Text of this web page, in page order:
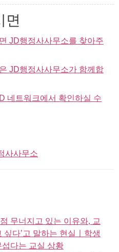
면
JD행정사사무소를 찾아주
JD행정사사무소가 함께합
네트워크에서 확인하실 수
무너지고 있는 이유와, 교
싶다’고 말하는 현실ㅣ학생
다는 교실 상황